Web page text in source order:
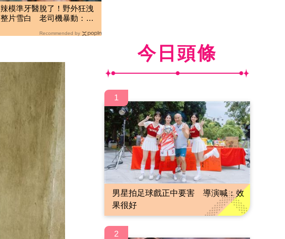
辣模準牙醫脫了！野外狂洩
整片雪白 老司機暴動：又
Recommended by
今日頭條
1
男星拍足球戲正中要害 導演喊：效
果很好
2